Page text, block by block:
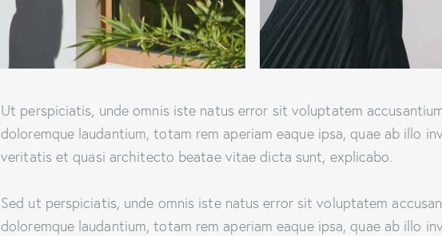
Ut perspiciatis, unde omnis iste natus error sit voluptatem
doloremque laudantium, totam rem aperiam eaque ipsa, quae ab illo
veritatis et quasi architecto beatae vitae dicta sunt, explicabo.
Sed ut perspiciatis, unde omnis iste natus error sit voluptatem
doloremque laudantium, totam rem aperiam eaque ipsa, quae ab illo